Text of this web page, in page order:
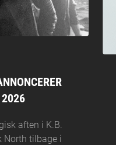
2026
aften i K.B.
North tilbage i